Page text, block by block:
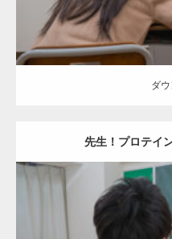
ダ
先生！プロテイ
【YouTube
ギネス世